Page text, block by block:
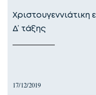
Δ’ τάξης
17/12/2019